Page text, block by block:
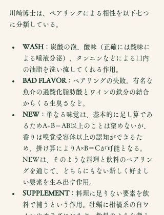
川崎博士は、ペアリングによる相性を以下七つ
に分類している。
WASH ：炭酸の泡、酸味（正確には酸味に
よる唾液分泌）、タンニンなどによる口内
の油脂を洗い流してくれる作用。
BAD FLAVOR ：ペアリングの失敗。有名な
魚介の過酸化脂肪酸とワインの鉄分の結合
からくる生臭さなど。
NEW ：単なる味覚は、基本的に足し算であ
るためA+B＝AB以上のことは望めないが、
香りは嗅覚受容体以上の認知ができるた
め、掛け算によりA×B＝Cが可能となる。
NEWは、そのような料理と飲料のペアリン
グを通じて、どちらにもない新しく好まし
い要素を生み出す作用。
SUPPLEMENT：料理に足りない要素を飲
料で補うという作用。牡蠣に柑橘系の白ワ